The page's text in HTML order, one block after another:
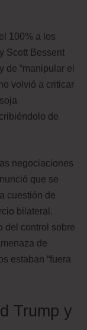
100% a los
Scott Bessent
de “manipular el
volvió a criticar
de
negociaciones
que se
cuestión de
bilateral.
del control sobre
de
estaban “fuera
Trump y